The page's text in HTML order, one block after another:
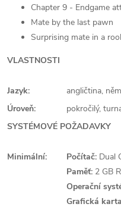
Chapter 9 - Endgame
Mate by the last pawn
Surprising mate in a
VLASTNOSTI
Jazyk:
angličtina,
Úroveň:
pokročilý,
SYSTÉMOVÉ POŽADAVKY
Minimální: Počítač: Dual
Paměť: 2 GB
Operační
Grafická